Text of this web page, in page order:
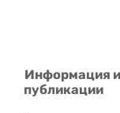
Информация и
публикации